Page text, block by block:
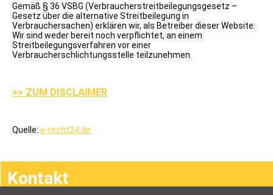
Gemäß § 36 VSBG (Verbraucherstreitbeilegungsgesetz –
Gesetz über die alternative Streitbeilegung in
Verbrauchersachen) erklären wir, als Betreiber dieser Website:
Wir sind weder bereit noch verpflichtet, an einem
Streitbeilegungsverfahren vor einer
Verbraucherschlichtungsstelle teilzunehmen.
>> ZUM DISCLAIMER
Quelle: e-recht24.de
Navigation
überspringen
Kontakt